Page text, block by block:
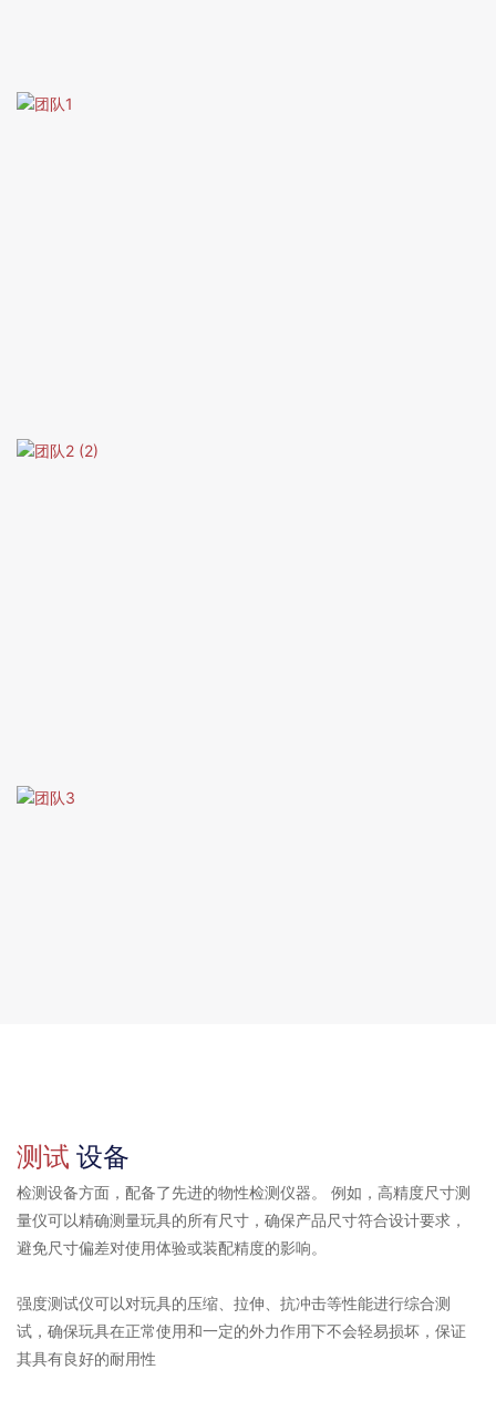
测试设备
检测设备方面，配备了先进的物性检测仪器。 例如，高精度尺寸测
量仪可以精确测量玩具的所有尺寸，确保产品尺寸符合设计要求，
避免尺寸偏差对使用体验或装配精度的影响。
强度测试仪可以对玩具的压缩、拉伸、抗冲击等性能进行综合测
试，确保玩具在正常使用和一定的外力作用下不会轻易损坏，保证
其具有良好的耐用性